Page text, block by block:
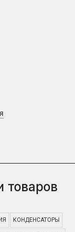
товаров
КОНДЕНСАТОРЫ